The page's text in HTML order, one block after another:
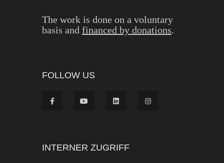
The work is done on a voluntary
basis and financed by donations.
FOLLOW US
INTERNER ZUGRIFF